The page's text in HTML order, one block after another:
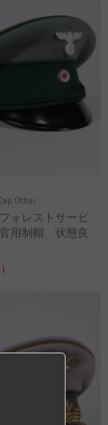
Other
ォレストサービ
用制帽 状態良